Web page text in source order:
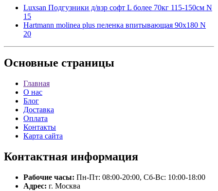
Luxsan Подгузники д/взр софт L более 70кг 115-150см N
15
Hartmann molinea plus пеленка впитывающая 90х180 N
20
Основные страницы
Главная
О нас
Блог
Доставка
Оплата
Контакты
Карта сайта
Контактная информация
Рабочие часы: Пн-Пт: 08:00-20:00, Сб-Вс: 10:00-18:00
Адрес: г. Москва